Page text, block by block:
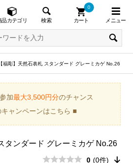
品カテゴリ 検索 カート
0
メニュー
【福彫】天然石表札 スタンダード グレーミカゲ No.26
加最大3,500円分のチャンス
ャンペーンはこちら ■
タンダード グレーミカゲ No.26
0 (0件)